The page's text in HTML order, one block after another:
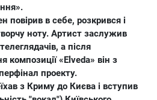
повірив в себе, розкрився і
ноту. Артист заслужив
а після
композиції «Еlveda» він з
проекту.
з Криму до Києва і вступив